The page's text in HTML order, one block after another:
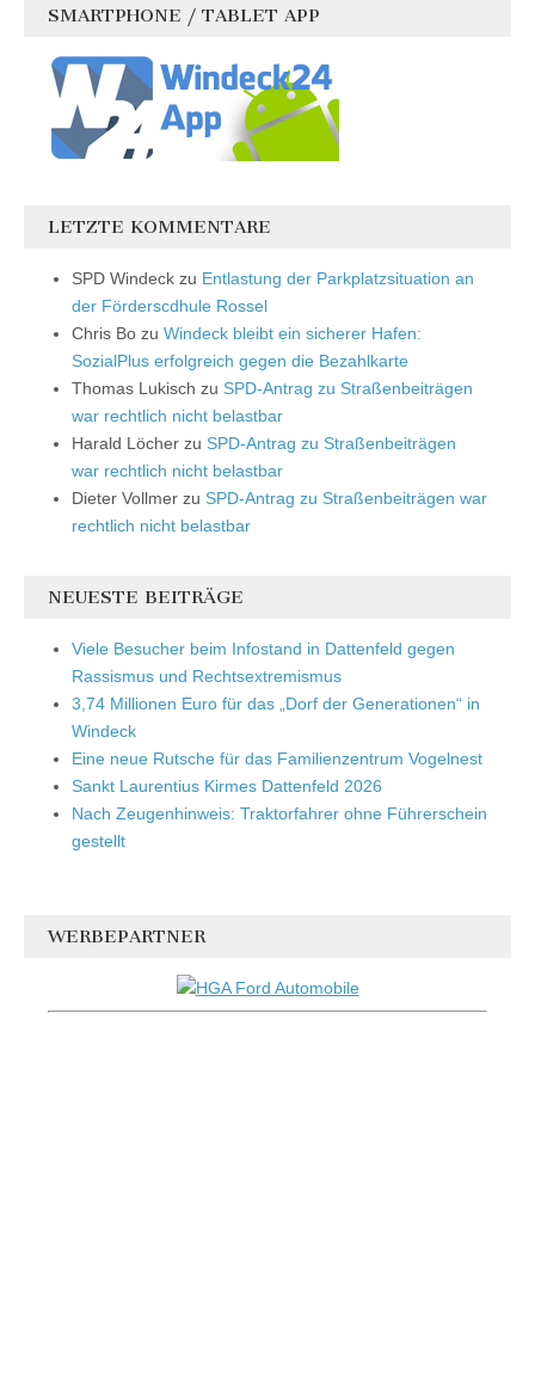
SMARTPHONE / TABLET APP
LETZTE KOMMENTARE
SPD Windeck zu Entlastung der Parkplatzsituation an
der Förderscdhule Rossel
Chris Bo zu Windeck bleibt ein sicherer Hafen:
SozialPlus erfolgreich gegen die Bezahlkarte
Thomas Lukisch zu SPD-Antrag zu Straßenbeiträgen
war rechtlich nicht belastbar
Harald Löcher zu SPD-Antrag zu Straßenbeiträgen
war rechtlich nicht belastbar
Dieter Vollmer zu SPD-Antrag zu Straßenbeiträgen war
rechtlich nicht belastbar
NEUESTE BEITRÄGE
Viele Besucher beim Infostand in Dattenfeld gegen
Rassismus und Rechtsextremismus
3,74 Millionen Euro für das „Dorf der Generationen“ in
Windeck
Eine neue Rutsche für das Familienzentrum Vogelnest
Sankt Laurentius Kirmes Dattenfeld 2026
Nach Zeugenhinweis: Traktorfahrer ohne Führerschein
gestellt
WERBEPARTNER